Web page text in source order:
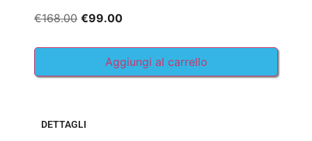
€168.00 €99.00
Aggiungi al carrello
DETTAGLI